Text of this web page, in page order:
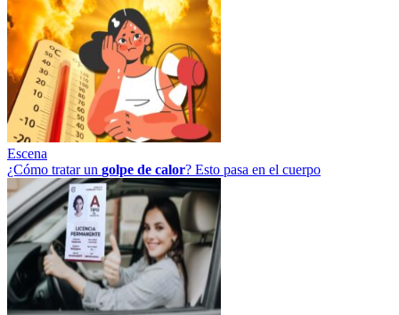
Escena
¿Cómo tratar un golpe de calor? Esto pasa en el cuerpo